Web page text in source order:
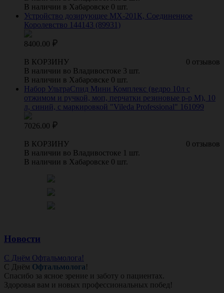
В наличии в Хабаровске 0 шт.
Устройство дозирующее МХ-201К, Соединенное
Королевство 144143 (89931)
8400.00
0 отзывов
В КОРЗИНУ
В наличии во Владивостоке 3 шт.
В наличии в Хабаровске 0 шт.
Набор УльтраСпид Мини Комплекс (ведро 10л с
отжимом и ручкой, моп, перчатки резиновые р-р М), 10
л, синий, с маркировкой "Vileda Professional" 161099
7026.00
0 отзывов
В КОРЗИНУ
В наличии во Владивостоке 1 шт.
В наличии в Хабаровске 0 шт.
Новости
С Днём Офтальмолога!
С Днём Офтальмолога!
Спасибо за ясное зрение и заботу о пациентах.
Здоровья вам и новых профессиональных побед!